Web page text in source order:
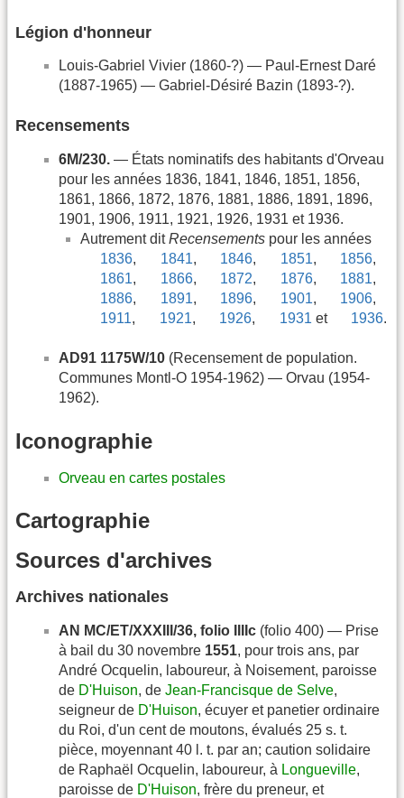
Légion d'honneur
Louis-Gabriel Vivier (1860-?) — Paul-Ernest Daré
(1887-1965) — Gabriel-Désiré Bazin (1893-?).
Recensements
6M/230. — États nominatifs des habitants d'Orveau
pour les années 1836, 1841, 1846, 1851, 1856,
1861, 1866, 1872, 1876, 1881, 1886, 1891, 1896,
1901, 1906, 1911, 1921, 1926, 1931 et 1936.
Autrement ditRecensements pour les années
1836, 1841, 1846, 1851, 1856,
1861, 1866, 1872, 1876, 1881,
1886, 1891, 1896, 1901, 1906,
1911, 1921, 1926, 1931 et 1936.
AD91 1175W/10 (Recensement de population.
Communes Montl-O 1954-1962) — Orvau (1954-
1962).
Iconographie
Orveau en cartes postales
Cartographie
Sources d'archives
Archives nationales
AN MC/ET/XXXIII/36, folio IIIIc (folio 400) — Prise
à bail du 30 novembre 1551, pour trois ans, par
André Ocquelin, laboureur, à Noisement, paroisse
de D'Huison, de Jean-Francisque de Selve,
seigneur de D'Huison, écuyer et panetier ordinaire
du Roi, d'un cent de moutons, évalués 25 s. t.
pièce, moyennant 40 l. t. par an; caution solidaire
de Raphaël Ocquelin, laboureur, à Longueville,
paroisse de D'Huison, frère du preneur, et